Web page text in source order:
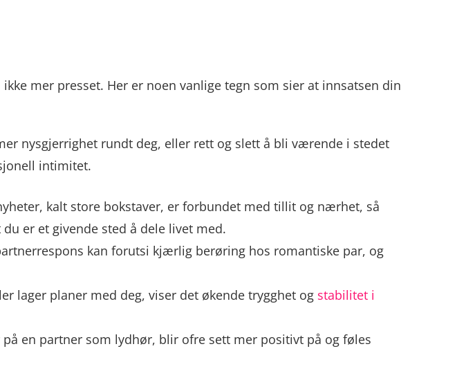
mer presset. Her er noen vanlige tegn som sier at innsatsen din
nysgjerrighet rundt deg, eller rett og slett å bli værende i stedet
intimitet.
kalt store bokstaver, er forbundet med tillit og nærhet, så
er et givende sted å dele livet med.
kan forutsi kjærlig berøring hos romantiske par, og
lager planer med deg, viser det økende trygghet og stabilitet i
en partner som lydhør, blir ofre sett mer positivt på og føles